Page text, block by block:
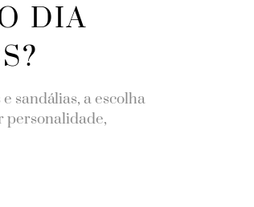
DIA
sandálias, a escolha
personalidade,